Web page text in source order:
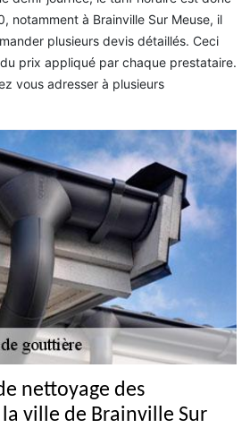
notamment à Brainville Sur Meuse, il
plusieurs devis détaillés. Ceci
prix appliqué par chaque prestataire.
vous adresser à plusieurs
nettoyage des
ville de Brainville Sur